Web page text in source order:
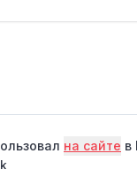
на сайте в